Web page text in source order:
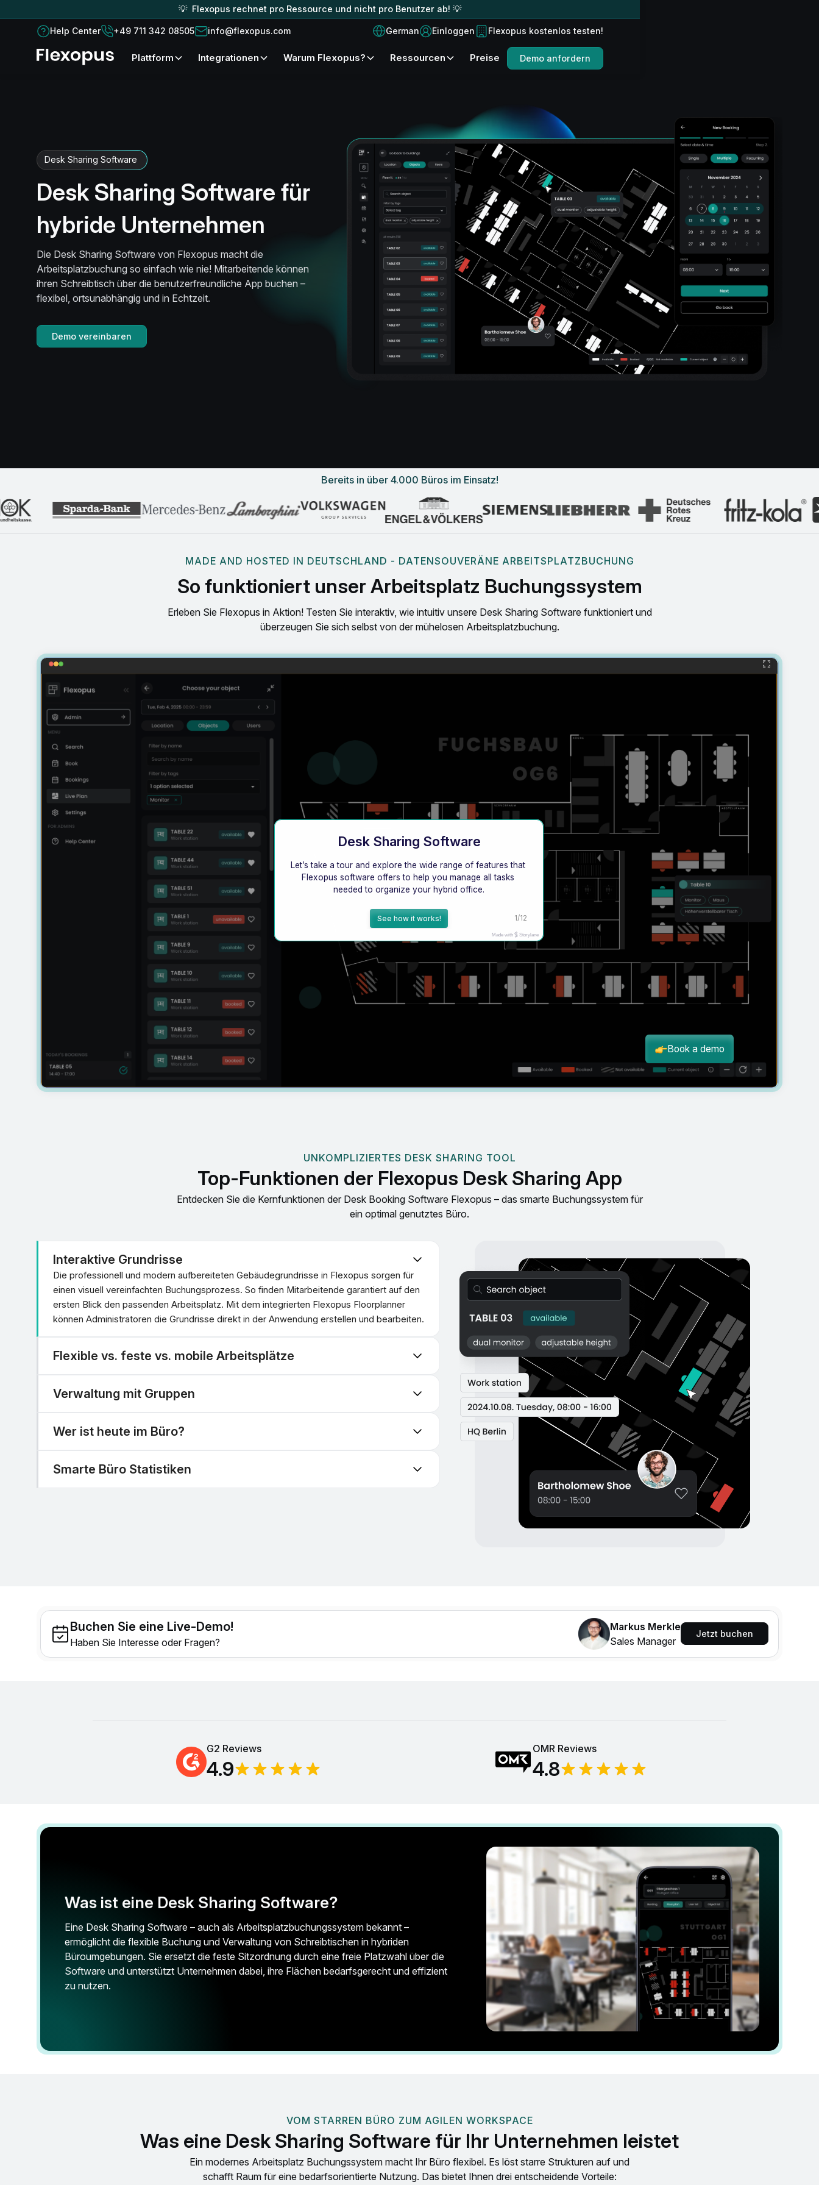
💡 Flexopus rechnet pro Ressource und nicht pro Benutzer ab! 💡
Help Center +49 711 342 08505 info@flexopus.com German Einloggen Flexopus kostenlos testen!
Plattform Integrationen Warum Flexopus? Ressourcen Preise Demo anfordern
Desk Sharing Software
Desk Sharing Software für
hybride Unternehmen
Die Desk Sharing Software von Flexopus macht die
Arbeitsplatzbuchung so einfach wie nie! Mitarbeitende können
ihren Schreibtisch über die benutzerfreundliche App buchen –
flexibel, ortsunabhängig und in Echtzeit.
Demo vereinbaren
Bereits in über 4.000 Büros im Einsatz!
MADE AND HOSTED IN DEUTSCHLAND - DATENSOUVERÄNE ARBEITSPLATZBUCHUNG
So funktioniert unser Arbeitsplatz Buchungssystem
Erleben Sie Flexopus in Aktion! Testen Sie interaktiv, wie intuitiv unsere Desk Sharing Software funktioniert und
überzeugen Sie sich selbst von der mühelosen Arbeitsplatzbuchung.
UNKOMPLIZIERTES DESK SHARING TOOL
Top-Funktionen der Flexopus Desk Sharing App
Entdecken Sie die Kernfunktionen der Desk Booking Software Flexopus – das smarte Buchungssystem für
ein optimal genutztes Büro.
Interaktive Grundrisse
Die professionell und modern aufbereiteten Gebäudegrundrisse in Flexopus sorgen für
einen visuell vereinfachten Buchungsprozess. So finden Mitarbeitende garantiert auf den
ersten Blick den passenden Arbeitsplatz. Mit dem integrierten Flexopus Floorplanner
können Administratoren die Grundrisse direkt in der Anwendung erstellen und bearbeiten.
Flexible vs. feste vs. mobile Arbeitsplätze
Verwaltung mit Gruppen
Wer ist heute im Büro?
Smarte Büro Statistiken
Buchen Sie eine Live-Demo!
Haben Sie Interesse oder Fragen?
Markus Merkle
Sales Manager
Jetzt buchen
G2 Reviews
4.9
OMR Reviews
4.8
Was ist eine Desk Sharing Software?
Eine Desk Sharing Software – auch als Arbeitsplatzbuchungssystem bekannt –
ermöglicht die flexible Buchung und Verwaltung von Schreibtischen in hybriden
Büroumgebungen. Sie ersetzt die feste Sitzordnung durch eine freie Platzwahl über die
Software und unterstützt Unternehmen dabei, ihre Flächen bedarfsgerecht und effizient
zu nutzen.
VOM STARREN BÜRO ZUM AGILEN WORKSPACE
Was eine Desk Sharing Software für Ihr Unternehmen leistet
Ein modernes Arbeitsplatz Buchungssystem macht Ihr Büro flexibel. Es löst starre Strukturen auf und
schafft Raum für eine bedarfsorientierte Nutzung. Das bietet Ihnen drei entscheidende Vorteile: